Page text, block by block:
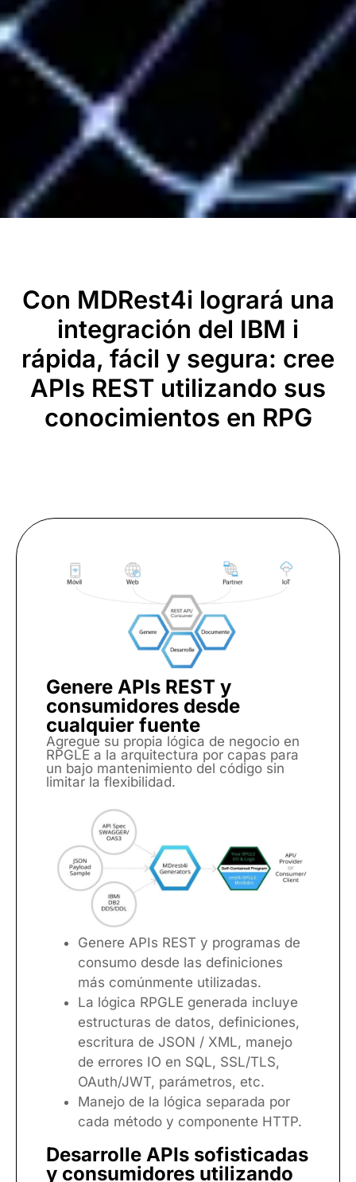
Con MDRest4i logrará una
integración del IBM i
rápida, fácil y segura: cree
APIs REST utilizando sus
conocimientos en RPG
Genere APIs REST y
consumidores desde
cualquier fuente
Agregue su propia lógica de negocio en
RPGLE a la arquitectura por capas para
un bajo mantenimiento del código sin
limitar la flexibilidad.
Genere APIs REST y programas de
consumo desde las definiciones
más comúnmente utilizadas.
La lógica RPGLE generada incluye
estructuras de datos, definiciones,
escritura de JSON / XML, manejo
de errores IO en SQL, SSL/TLS,
OAuth/JWT, parámetros, etc.
Manejo de la lógica separada por
cada método y componente HTTP.
Desarrolle APIs sofisticadas
y consumidores utilizando